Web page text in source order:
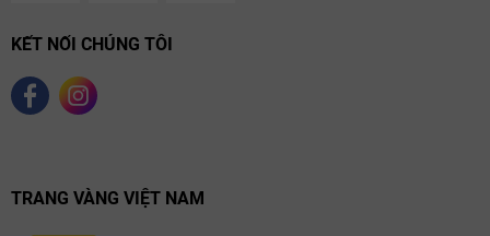
KẾT NỐI CHÚNG TÔI
TRANG VÀNG VIỆT NAM